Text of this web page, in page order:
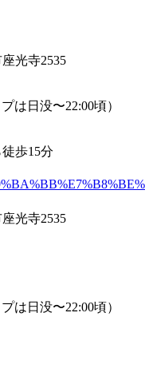
光寺2535
は日没〜22:00頃）
歩15分
光寺2535
は日没〜22:00頃）